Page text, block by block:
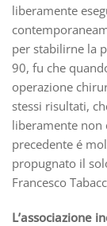
liberamente
per stabilirne la
90, fu che
operazione
stessi risultati,
liberamente non
precedente é
propugnato il
Francesco
L’associazione